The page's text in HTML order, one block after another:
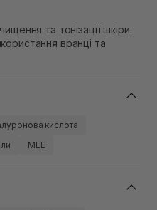
та тонізації шкіри.
вранці та
кислота
MLE